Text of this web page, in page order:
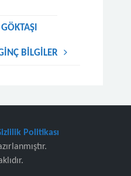
BİLGİLER
Politikası